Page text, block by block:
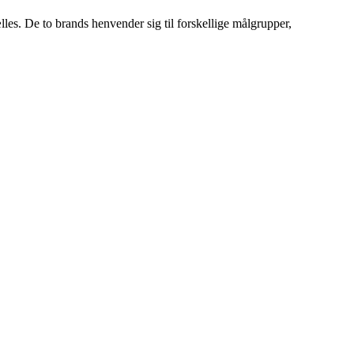
De to brands henvender sig til forskellige målgrupper,